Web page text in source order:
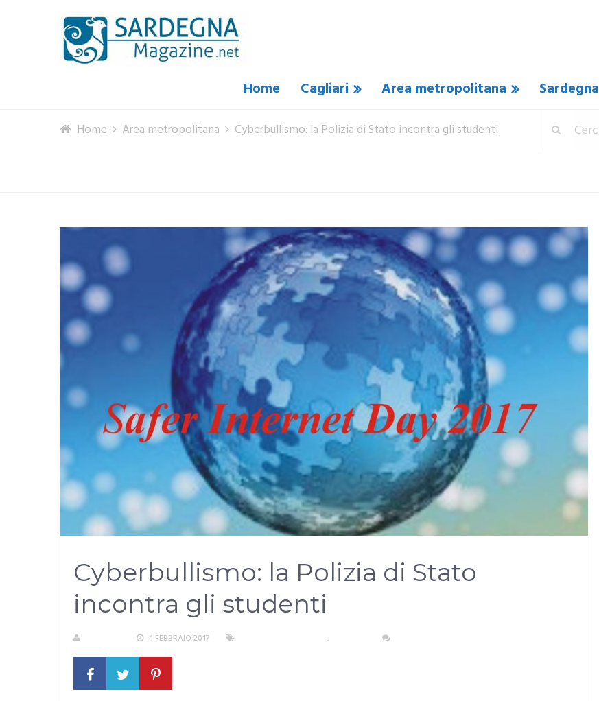
Home Cagliari Area metropolitana Sardegna
Home Area metropolitana Cyberbullismo: la Polizia di Stato incontra gli studenti
Cyberbullismo: la Polizia di Stato
incontra gli studenti
4 FEBBRAIO 2017 ,